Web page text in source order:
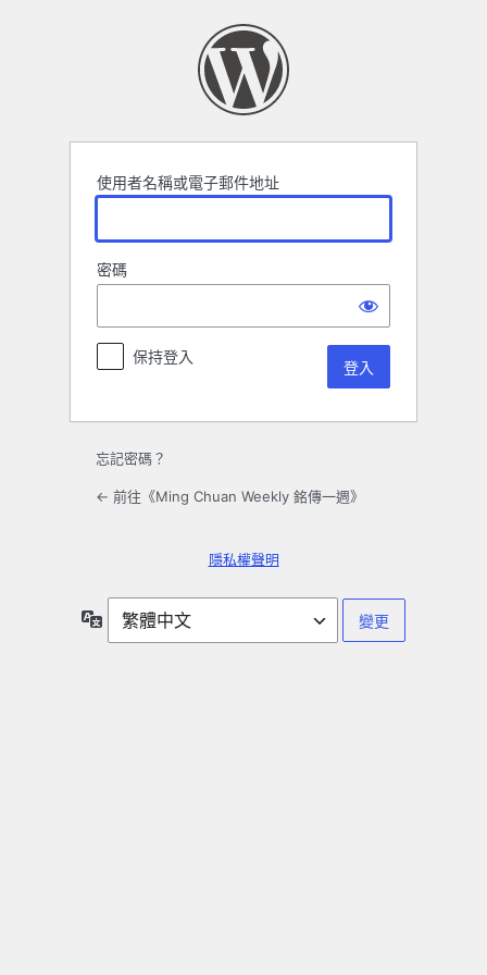
使用者名稱或電子郵件地址
密碼
保持登入
忘記密碼？
← 前往《Ming Chuan Weekly 銘傳一週》
隱私權聲明
言